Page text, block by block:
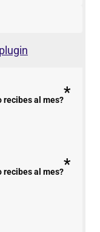
recibes al mes?*
recibes al mes?*